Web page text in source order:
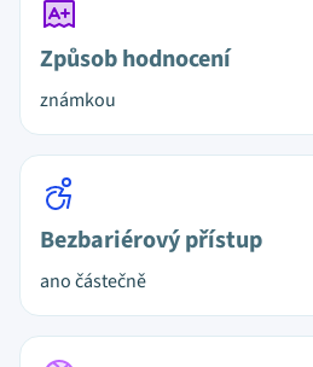
Způsob hodnocení
známkou
Bezbariérový přístup
ano částečně